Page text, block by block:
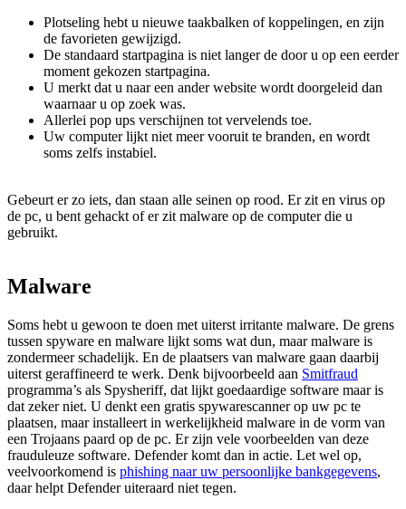
Plotseling hebt u nieuwe taakbalken of koppelingen, en zijn
de favorieten gewijzigd.
De standaard startpagina is niet langer de door u op een eerder
moment gekozen startpagina.
U merkt dat u naar een ander website wordt doorgeleid dan
waarnaar u op zoek was.
Allerlei pop ups verschijnen tot vervelends toe.
Uw computer lijkt niet meer vooruit te branden, en wordt
soms zelfs instabiel.
Gebeurt er zo iets, dan staan alle seinen op rood. Er zit en virus op
de pc, u bent gehackt of er zit malware op de computer die u
gebruikt.
Malware
Soms hebt u gewoon te doen met uiterst irritante malware. De grens
tussen spyware en malware lijkt soms wat dun, maar malware is
zondermeer schadelijk. En de plaatsers van malware gaan daarbij
uiterst geraffineerd te werk. Denk bijvoorbeeld aan Smitfraud
programma’s als Spysheriff, dat lijkt goedaardige software maar is
dat zeker niet. U denkt een gratis spywarescanner op uw pc te
plaatsen, maar installeert in werkelijkheid malware in de vorm van
een Trojaans paard op de pc. Er zijn vele voorbeelden van deze
frauduleuze software. Defender komt dan in actie. Let wel op,
veelvoorkomend is phishing naar uw persoonlijke bankgegevens,
daar helpt Defender uiteraard niet tegen.